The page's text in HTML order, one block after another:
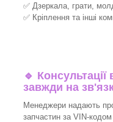
✅ Дзеркала, грати,
✅ Кріплення та інші
🔹
завжди на
Менеджери надають
запчастин за VIN-